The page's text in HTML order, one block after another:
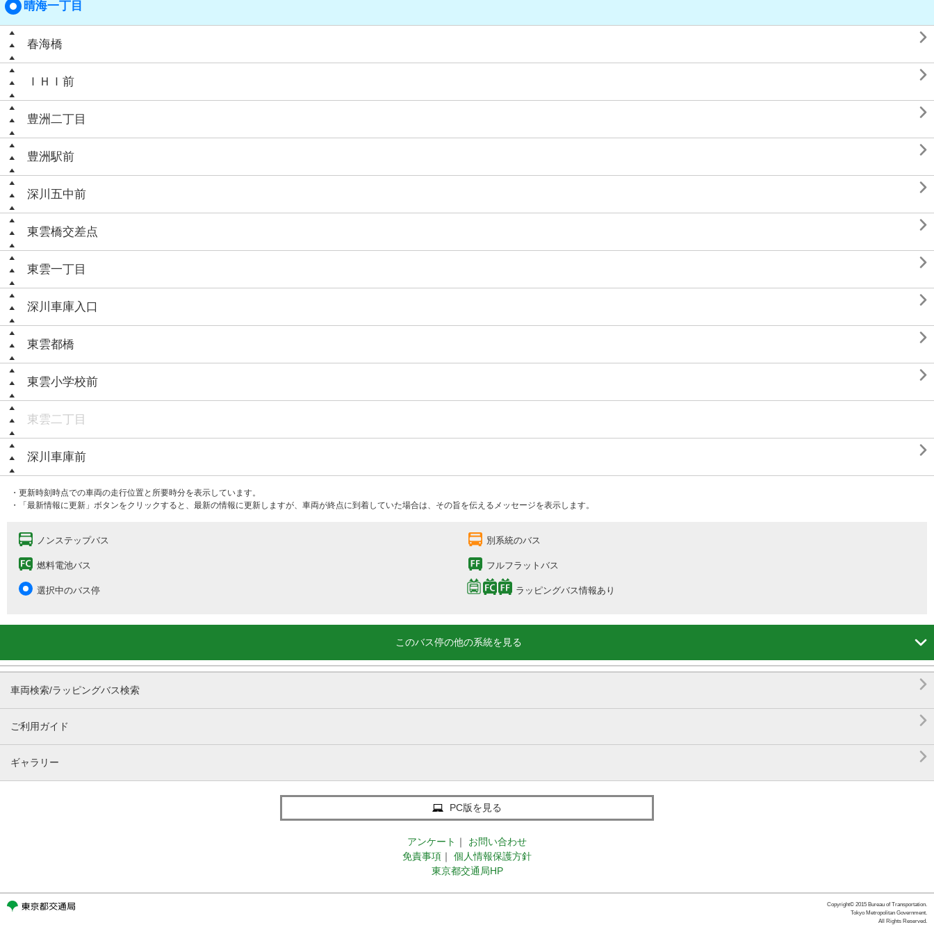
晴海一丁目
春海橋 
ＩＨＩ前 
豊洲二丁目 
豊洲駅前 
深川五中前 
東雲橋交差点 
東雲一丁目 
深川車庫入口 
東雲都橋 
東雲小学校前 
東雲二丁目
深川車庫前 
・更新時刻時点での車両の走行位置と所要時分を表示しています。
・「最新情報に更新」ボタンをクリックすると、最新の情報に更新しますが、車両が終点に到着していた場合は、その旨を伝えるメッセージを表示します。
ノンステップバス 別系統のバス
燃料電池バス フルフラットバス
選択中のバス停 ラッピングバス情報あり
このバス停の他の系統を見る 
車両検索/ラッピングバス検索 
ご利用ガイド 
ギャラリー 
PC版を見る
アンケート ｜
お問い合わせ
免責事項 ｜
個人情報保護方針
東京都交通局HP
Copyright© 2015 Bureau of Transportation.
Tokyo Metropolitan Government.
All Rights Reserved.